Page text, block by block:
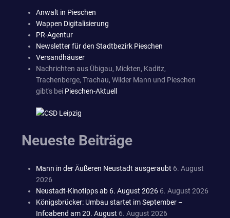
Anwalt in Pieschen
Wappen Digitalisierung
PR-Agentur
Newsletter für den Stadtbezirk Pieschen
Versandhäuser
Nachrichten aus Übigau, Mickten, Kaditz,
Trachenberge, Trachau, Wilder Mann und Pieschen
gibt's bei Pieschen-Aktuell
Neueste Beiträge
Mann in der Äußeren Neustadt ausgeraubt 6. August
2026
Neustadt-Kinotipps ab 6. August 2026 6. August 2026
Königsbrücker: Umbau startet im September –
Infoabend am 20. August 6. August 2026